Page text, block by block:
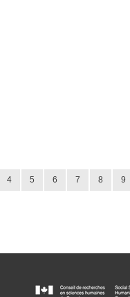
4 5 6 7 8 9